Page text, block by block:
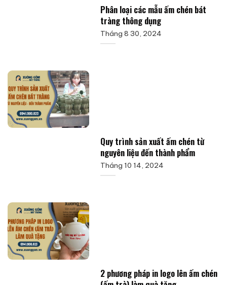
Phân loại các mẫu ấm chén bát
tràng thông dụng
Tháng 8 30, 2024
Quy trình sản xuất ấm chén từ
nguyên liệu đến thành phẩm
Tháng 10 14, 2024
2 phương pháp in logo lên ấm chén